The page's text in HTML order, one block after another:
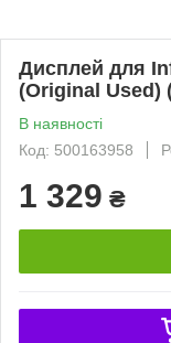
Дисплей для
(Original Used)
В наявності
Код: 500163958
1 329 ₴